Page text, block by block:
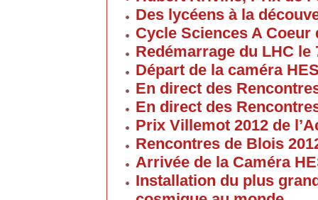
Des lycéens à la
Cycle Sciences A Coeur
Redémarrage du LHC le
Départ de la caméra
En direct des
En direct des
Prix Villemot 2012 de
Rencontres de Blois
Arrivée de la Caméra
Installation du plus